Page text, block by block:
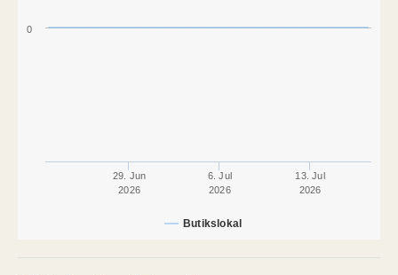
Butikslokal
29. Jun
2026
6. Jul
2026
13. Jul
2026
0